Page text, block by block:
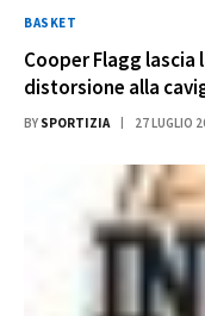
BASKET
Cooper Flagg lascia
distorsione alla
BY SPORTIZIA 27 LUGLIO